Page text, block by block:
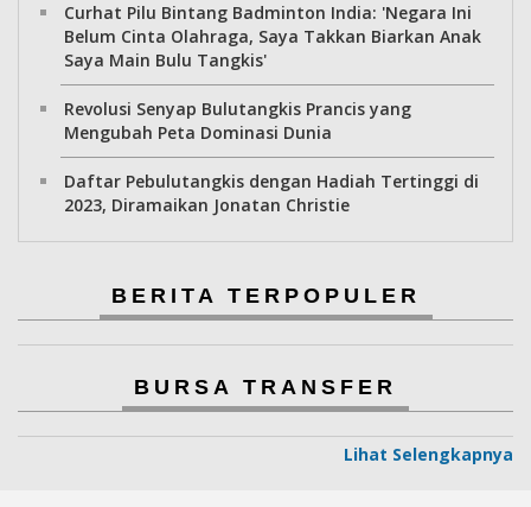
Curhat Pilu Bintang Badminton India: 'Negara Ini
Belum Cinta Olahraga, Saya Takkan Biarkan Anak
Saya Main Bulu Tangkis'
Revolusi Senyap Bulutangkis Prancis yang
Mengubah Peta Dominasi Dunia
Daftar Pebulutangkis dengan Hadiah Tertinggi di
2023, Diramaikan Jonatan Christie
BERITA TERPOPULER
BURSA TRANSFER
Lihat Selengkapnya